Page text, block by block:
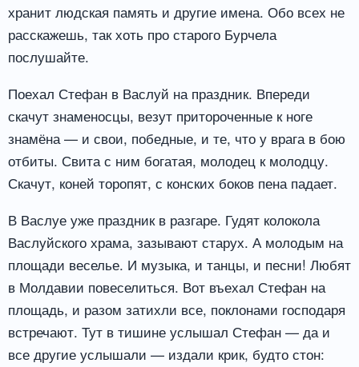
хранит людская память и другие имена. Обо всех не
расскажешь, так хоть про старого Бурчела
послушайте.
Поехал Стефан в Васлуй на праздник. Впереди
скачут знаменосцы, везут притороченные к ноге
знамёна — и свои, победные, и те, что у врага в бою
отбиты. Свита с ним богатая, молодец к молодцу.
Скачут, коней торопят, с конских боков пена падает.
В Васлуе уже праздник в разгаре. Гудят колокола
Васлуйского храма, зазывают старух. А молодым на
площади веселье. И музыка, и танцы, и песни! Любят
в Молдавии повеселиться. Вот въехал Стефан на
площадь, и разом затихли все, поклонами господаря
встречают. Тут в тишине услышал Стефан — да и
все другие услышали — издали крик, будто стон: